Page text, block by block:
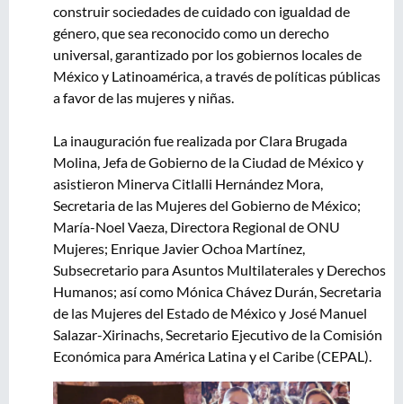
construir sociedades de cuidado con igualdad de
género, que sea reconocido como un derecho
universal, garantizado por los gobiernos locales de
México y Latinoamérica, a través de políticas públicas
a favor de las mujeres y niñas.
La inauguración fue realizada por Clara Brugada
Molina, Jefa de Gobierno de la Ciudad de México y
asistieron Minerva Citlalli Hernández Mora,
Secretaria de las Mujeres del Gobierno de México;
María-Noel Vaeza, Directora Regional de ONU
Mujeres; Enrique Javier Ochoa Martínez,
Subsecretario para Asuntos Multilaterales y Derechos
Humanos; así como Mónica Chávez Durán, Secretaria
de las Mujeres del Estado de México y José Manuel
Salazar-Xirinachs, Secretario Ejecutivo de la Comisión
Económica para América Latina y el Caribe (CEPAL).